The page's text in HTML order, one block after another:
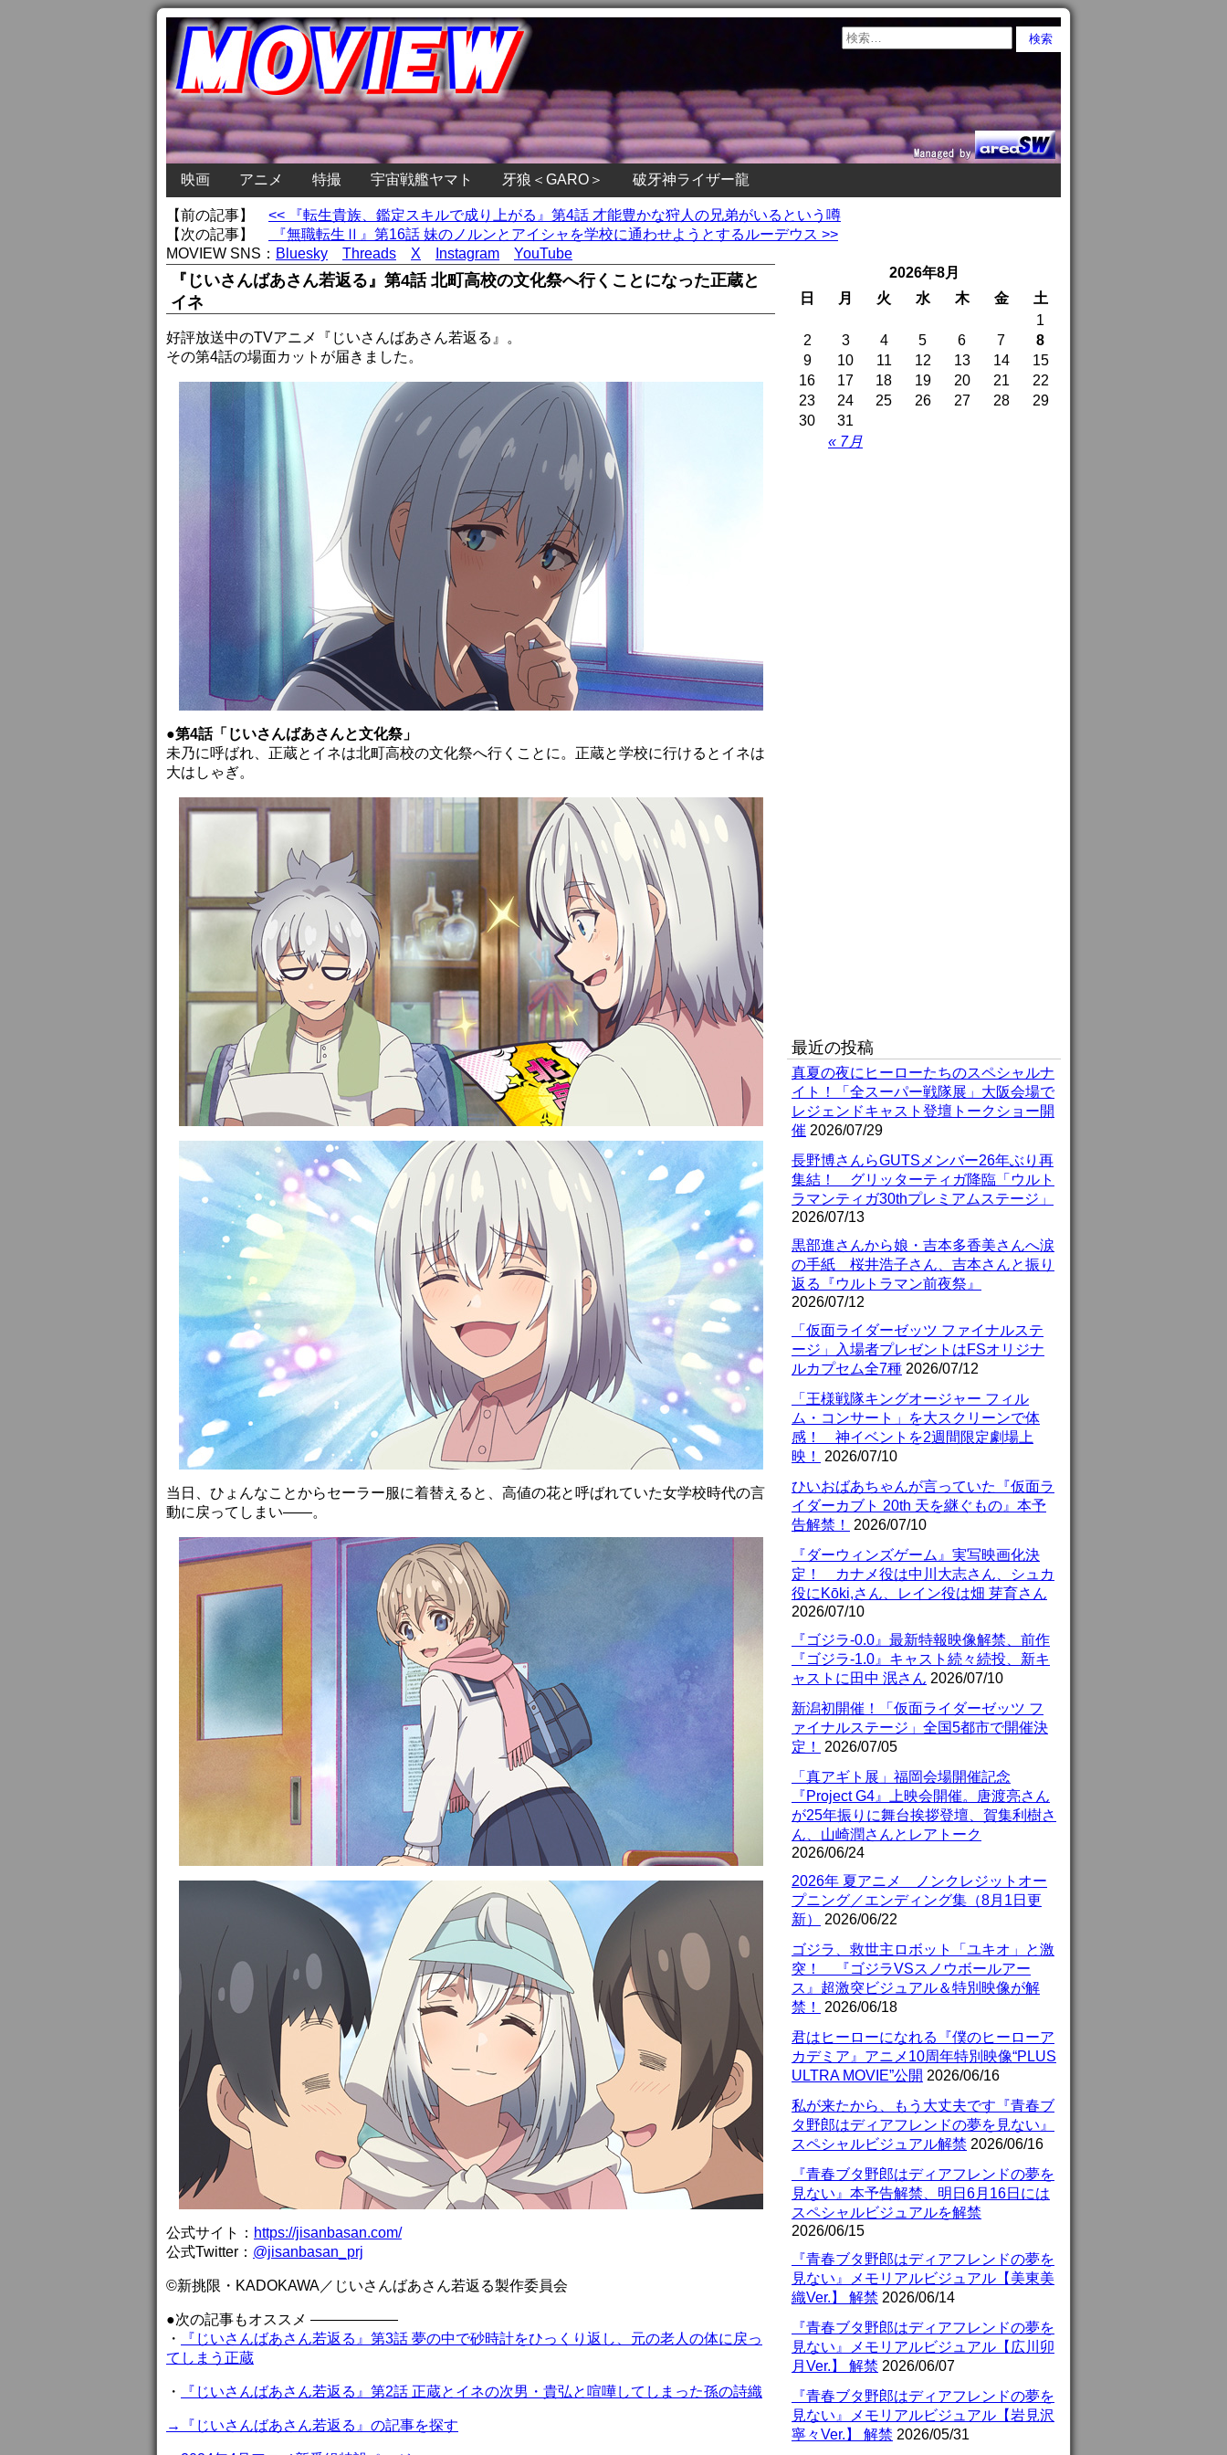
映画 アニメ 特撮 宇宙戦艦ヤマト 牙狼＜GARO＞ 破牙神ライザー龍
【前の記事】 << 『転生貴族、鑑定スキルで成り上がる』第4話 才能豊かな狩人の兄弟がいるという噂
【次の記事】
『無職転生Ⅱ』第16話 妹のノルンとアイシャを学校に通わせようとするルーデウス >>
MOVIEW SNS： Bluesky Threads X Instagram YouTube
『じいさんばあさん若返る』第4話 北町高校の文化祭へ行くことになった正蔵と
イネ
好評放送中のTVアニメ『じいさんばあさん若返る』。
その第4話の場面カットが届きました。
●第4話「じいさんばあさんと文化祭」
未乃に呼ばれ、正蔵とイネは北町高校の文化祭へ行くことに。正蔵と学校に行けるとイネは
大はしゃぎ。
当日、ひょんなことからセーラー服に着替えると、高値の花と呼ばれていた女学校時代の言
動に戻ってしまい――。
公式サイト： https://jisanbasan.com/
公式Twitter： @jisanbasan_prj
©新挑限・KADOKAWA／じいさんばあさん若返る製作委員会
●次の記事もオススメ ——————
・
『じいさんばあさん若返る』第3話 夢の中で砂時計をひっくり返し、元の老人の体に戻っ
てしまう正蔵
・ 『じいさんばあさん若返る』第2話 正蔵とイネの次男・貴弘と喧嘩してしまった孫の詩織
→『じいさんばあさん若返る』の記事を探す
2026年8月
日
月 火 水 木 金 土
« 7月
1
2
3 4 5 6 7
8
9
10 11 12 13 14
15
16
17 18 19 20 21
22
23
24 25 26 27 28
29
30
31
最近の投稿
真夏の夜にヒーローたちのスペシャルナ
イト！「全スーパー戦隊展」大阪会場で
レジェンドキャスト登壇トークショー開
催 2026/07/29
長野博さんらGUTSメンバー26年ぶり再
集結！ グリッターティガ降臨「ウルト
ラマンティガ30thプレミアムステージ」
2026/07/13
黒部進さんから娘・吉本多香美さんへ涙
の手紙 桜井浩子さん、吉本さんと振り
返る『ウルトラマン前夜祭』
2026/07/12
「仮面ライダーゼッツ ファイナルステ
ージ」入場者プレゼントはFSオリジナ
ルカプセム全7種 2026/07/12
「王様戦隊キングオージャー フィル
ム・コンサート」を大スクリーンで体
感！ 神イベントを2週間限定劇場上
映！
2026/07/10
ひいおばあちゃんが言っていた『仮面ラ
イダーカブト 20th 天を継ぐもの』本予
告解禁！
2026/07/10
『ダーウィンズゲーム』実写映画化決
定！ カナメ役は中川大志さん、シュカ
役にKōki,さん、レイン役は畑 芽育さん
2026/07/10
『ゴジラ-0.0』最新特報映像解禁、前作
『ゴジラ-1.0』キャスト続々続投、新キ
ャストに田中 泯さん 2026/07/10
新潟初開催！「仮面ライダーゼッツ フ
ァイナルステージ」全国5都市で開催決
定！
2026/07/05
「真アギト展」福岡会場開催記念
『Project G4』上映会開催。唐渡亮さん
が25年振りに舞台挨拶登壇、賀集利樹さ
ん、山崎潤さんとレアトーク
2026/06/24
2026年 夏アニメ ノンクレジットオー
プニング／エンディング集（8月1日更
新）
2026/06/22
ゴジラ、救世主ロボット「ユキオ」と激
突！ 『ゴジラVSスノウボールアー
ス』超激突ビジュアル＆特別映像が解
禁！
2026/06/18
君はヒーローになれる『僕のヒーローア
カデミア』アニメ10周年特別映像“PLUS
ULTRA MOVIE”公開 2026/06/16
私が来たから、もう大丈夫です『青春ブ
タ野郎はディアフレンドの夢を見ない』
スペシャルビジュアル解禁 2026/06/16
『青春ブタ野郎はディアフレンドの夢を
見ない』本予告解禁、明日6月16日には
スペシャルビジュアルを解禁
2026/06/15
『青春ブタ野郎はディアフレンドの夢を
見ない』メモリアルビジュアル【美東美
織Ver.】 解禁 2026/06/14
『青春ブタ野郎はディアフレンドの夢を
見ない』メモリアルビジュアル【広川卯
月Ver.】 解禁 2026/06/07
『青春ブタ野郎はディアフレンドの夢を
見ない』メモリアルビジュアル【岩見沢
寧々Ver.】 解禁 2026/05/31